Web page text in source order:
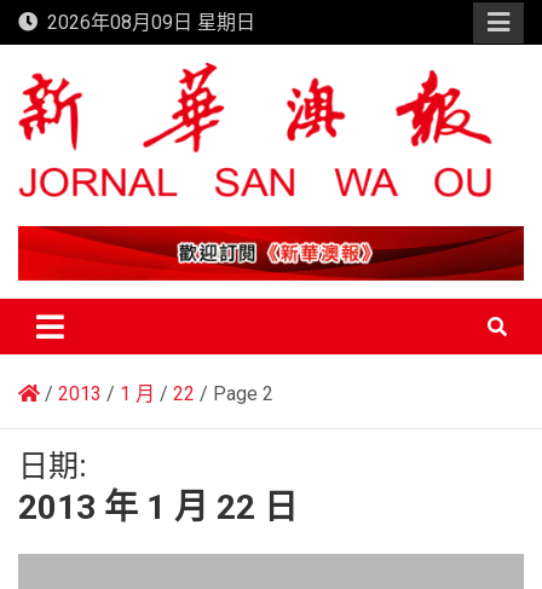
Skip
to
content
2026年08月09日 星期日
新華澳報
2013 1 月 22 Page 2
日期:
2013 年 1 月 22 日